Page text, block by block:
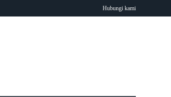
Hubungi kami